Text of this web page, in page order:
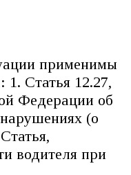
применимы
1. Статья 12.27,
Федерации об
(о
водителя при